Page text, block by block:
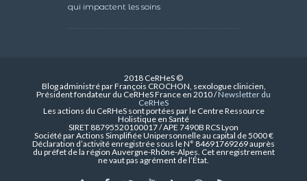
qui impactent les soins
2018 CeRHeS ©
Blog administré par François CROCHON, sexologue clinicien,
Président fondateur du CeRHeS France en 2010 /Newsletter du
CeRHeS
Les actions du CeRHeS sont portées par le Centre Ressource
Holistique en Santé
SIRET 88795520100017 / APE 7490B RCS Lyon
Société par Actions Simplifiée Unipersonnelle au capital de 5000 €
Déclaration d’activité enregistrée sous le N° 84691769269 auprès
du préfet de la région Auvergne-Rhône-Alpes. Cet enregistrement
ne vaut pas agrément de l’État.